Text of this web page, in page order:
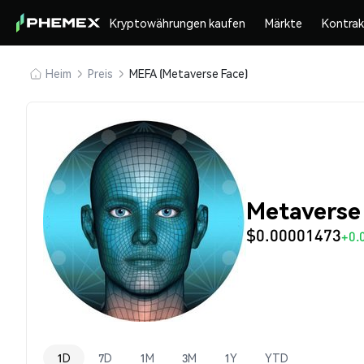
Kryptowährungen kaufen Märkte
Heim Preis MEFA (Metaverse Face)
Metaverse
$0.00001473
1D 7D 1M 3M 1Y YTD